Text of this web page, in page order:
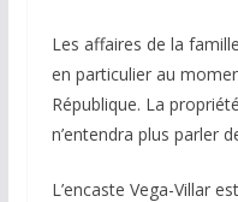
Les affaires de la
en particulier au
République. La
n’entendra plus parler
L’encaste Vega-Villar